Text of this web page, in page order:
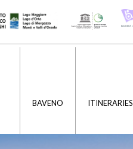
BAVENO ITINERARIES